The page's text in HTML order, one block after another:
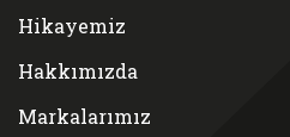
Hikayemiz
Hakkımızda
Markalarımız